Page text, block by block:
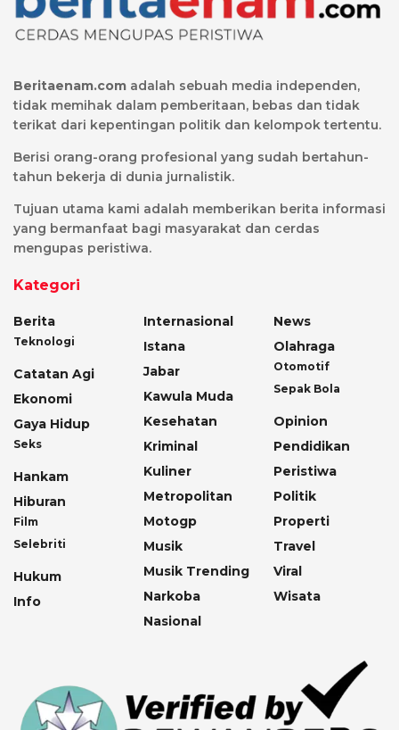
Beritaenam.com adalah sebuah media independen,
tidak memihak dalam pemberitaan, bebas dan tidak
terikat dari kepentingan politik dan kelompok tertentu.
Berisi orang-orang profesional yang sudah bertahun-
tahun bekerja di dunia jurnalistik.
Tujuan utama kami adalah memberikan berita informasi
yang bermanfaat bagi masyarakat dan cerdas
mengupas peristiwa.
Kategori
Berita
Teknologi
Catatan Agi
Ekonomi
Gaya Hidup
Seks
Hankam
Hiburan
Film
Selebriti
Hukum
Info
Internasional
Istana
Jabar
Kawula Muda
Kesehatan
Kriminal
Kuliner
Metropolitan
Motogp
Musik
Musik Trending
Narkoba
Nasional
News
Olahraga
Otomotif
Sepak Bola
Opinion
Pendidikan
Peristiwa
Politik
Properti
Travel
Viral
Wisata